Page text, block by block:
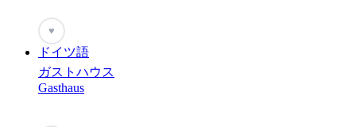
♥
ドイツ語
ガストハウス
Gasthaus